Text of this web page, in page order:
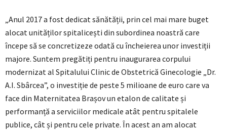
„Anul 2017 a fost dedicat sănătății, prin cel mai mare buget
alocat unităților spitalicești din subordinea noastră care
începe să se concretizeze odată cu încheierea unor investiții
majore. Suntem pregătiți pentru inaugurarea corpului
modernizat al Spitalului Clinic de Obstetrică Ginecologie „Dr.
A.I. Sbârcea”, o investiție de peste 5 milioane de euro care va
face din Maternitatea Brașov un etalon de calitate și
performanță a serviciilor medicale atât pentru spitalele
publice, cât și pentru cele private. În acest an am alocat